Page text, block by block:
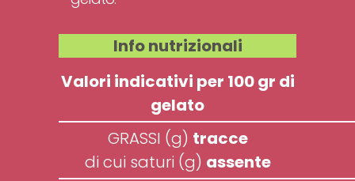
Info nutrizionali
Valori indicativi per 100 gr di
gelato
GRASSI (g) tracce
di cui saturi (g) assente